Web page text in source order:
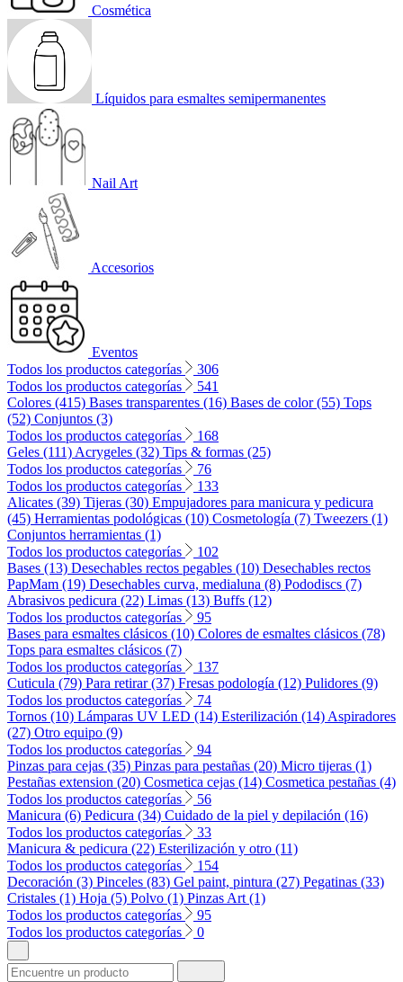
Cosmética
Líquidos para esmaltes semipermanentes
Nail Art
Accesorios
Eventos
Todos los productos categorías
306
Todos los productos categorías
541
Colores (415) Bases transparentes (16) Bases de color (55) Tops
(52) Conjuntos (3)
Todos los productos categorías
168
Geles (111) Acrygeles (32) Tips & formas (25)
Todos los productos categorías
76
Todos los productos categorías
133
Alicates (39) Tijeras (30) Empujadores para manicura y pedicura
(45) Herramientas podológicas (10) Cosmetología (7) Tweezers (1)
Conjuntos herramientas (1)
Todos los productos categorías
102
Bases (13) Desechables rectos pegables (10) Desechables rectos
PapMam (19) Desechables curva, medialuna (8) Pododiscs (7)
Abrasivos pedicura (22) Limas (13) Buffs (12)
Todos los productos categorías
95
Bases para esmaltes clásicos (10) Colores de esmaltes clásicos (78)
Tops para esmaltes clásicos (7)
Todos los productos categorías
137
Cuticula (79) Para retirar (37) Fresas podología (12) Pulidores (9)
Todos los productos categorías
74
Tornos (10) Lámparas UV LED (14) Esterilización (14) Aspiradores
(27) Otro equipo (9)
Todos los productos categorías
94
Pinzas para cejas (35) Pinzas para pestañas (20) Micro tijeras (1)
Pestañas extension (20) Cosmetica cejas (14) Cosmetica pestañas (4)
Todos los productos categorías
56
Manicura (6) Pedicura (34) Cuidado de la piel y depilación (16)
Todos los productos categorías
33
Manicura & pedicura (22) Esterilización y otro (11)
Todos los productos categorías
154
Decoración (3) Pinceles (83) Gel paint, pintura (27) Pegatinas (33)
Cristales (1) Hoja (5) Polvo (1) Pinzas Art (1)
Todos los productos categorías
95
Todos los productos categorías
0